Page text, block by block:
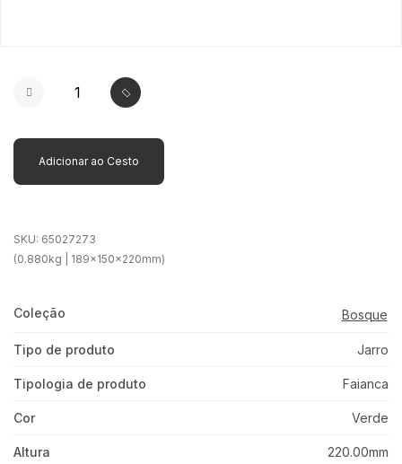
Adicionar ao Cesto
SKU: 65027273
(0.880kg | 189x150x220mm)
Coleção Bosque
Tipo de produto Jarro
Tipologia de produto Faianca
Cor Verde
Altura 220.00mm